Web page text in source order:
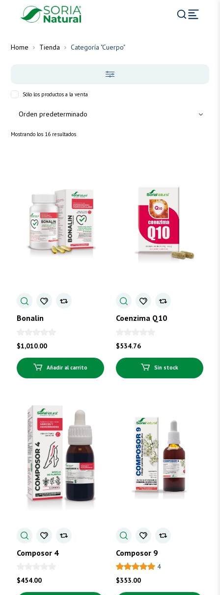
Home Tienda Categoría "Cuerpo"
Sólo los productos a la venta
Mostrando los 16 resultados
Bonalin
$1,010.00
Añadir al carrito
Coenzima Q10
$534.76
Sin stock
Composor 4
$454.00
Composor 9
4
$353.00